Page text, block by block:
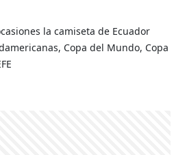
la camiseta de Ecuador
Copa del Mundo, Copa